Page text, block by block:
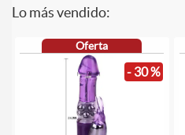
Lo más vendido:
Oferta
- 30 %